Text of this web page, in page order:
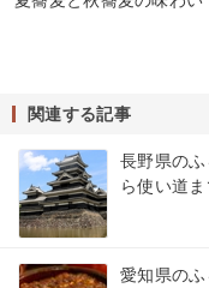
関連する記事
長野県の
ら使い道ま
愛知県の